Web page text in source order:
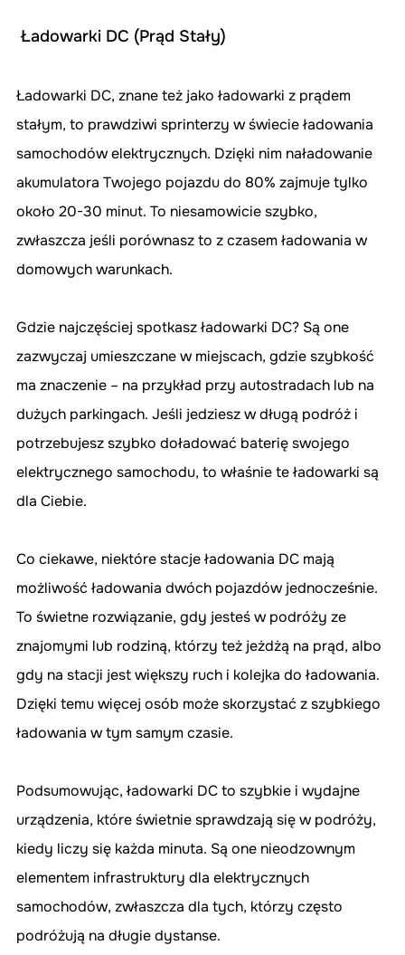
Ładowarki DC (Prąd Stały)
Ładowarki DC, znane też jako ładowarki z prądem
stałym, to prawdziwi sprinterzy w świecie ładowania
samochodów elektrycznych. Dzięki nim naładowanie
akumulatora Twojego pojazdu do 80% zajmuje tylko
około 20-30 minut. To niesamowicie szybko,
zwłaszcza jeśli porównasz to z czasem ładowania w
domowych warunkach.
Gdzie najczęściej spotkasz ładowarki DC? Są one
zazwyczaj umieszczane w miejscach, gdzie szybkość
ma znaczenie – na przykład przy autostradach lub na
dużych parkingach. Jeśli jedziesz w długą podróż i
potrzebujesz szybko doładować baterię swojego
elektrycznego samochodu, to właśnie te ładowarki są
dla Ciebie.
Co ciekawe, niektóre stacje ładowania DC mają
możliwość ładowania dwóch pojazdów jednocześnie.
To świetne rozwiązanie, gdy jesteś w podróży ze
znajomymi lub rodziną, którzy też jeżdżą na prąd, albo
gdy na stacji jest większy ruch i kolejka do ładowania.
Dzięki temu więcej osób może skorzystać z szybkiego
ładowania w tym samym czasie.
Podsumowując, ładowarki DC to szybkie i wydajne
urządzenia, które świetnie sprawdzają się w podróży,
kiedy liczy się każda minuta. Są one nieodzownym
elementem infrastruktury dla elektrycznych
samochodów, zwłaszcza dla tych, którzy często
podróżują na długie dystanse.